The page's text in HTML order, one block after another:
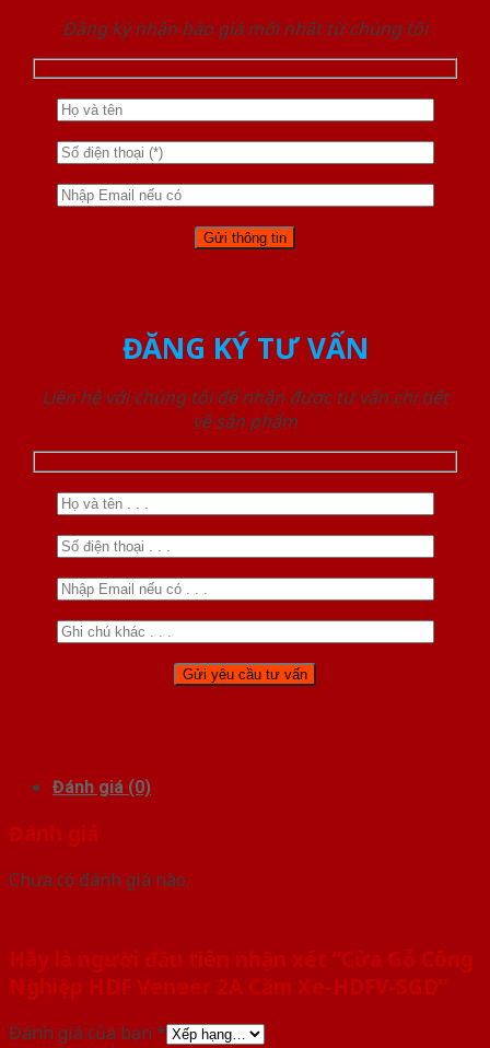
Đăng ký nhận báo giá mới nhất từ chúng tôi
ĐĂNG KÝ TƯ VẤN
Liên hệ với chúng tôi để nhận được tư vấn chi tiết
về sản phẩm
Đánh giá (0)
Đánh giá
Chưa có đánh giá nào.
Hãy là người đầu tiên nhận xét “Cửa Gỗ Công
Nghiệp HDF Veneer 2A Căm Xe-HDFV-SGD”
Đánh giá của bạn *